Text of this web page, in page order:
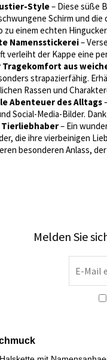
Style– Diese süße
Schirm und
zu einem echten Hingucker.
Namensstickerei–
verleiht der Kappe eine
aus
strapazierfähig.
Rassen und
Abenteuer des Alltags
Social-Media-Bilder.
Tierliebhaber– Ein
die ihre vierbeinigen
besonderen Anlass,
Melden Sie